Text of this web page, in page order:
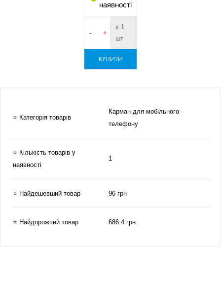
наявності
- +
х 1
шт
КУПИТИ
⭐ Категорія товарів
Карман для мобільного
телефону
⭐ Кількість товарів у
наявності
1
⭐ Найдешевший товар 96 грн
⭐ Найдорожчий товар 686.4 грн